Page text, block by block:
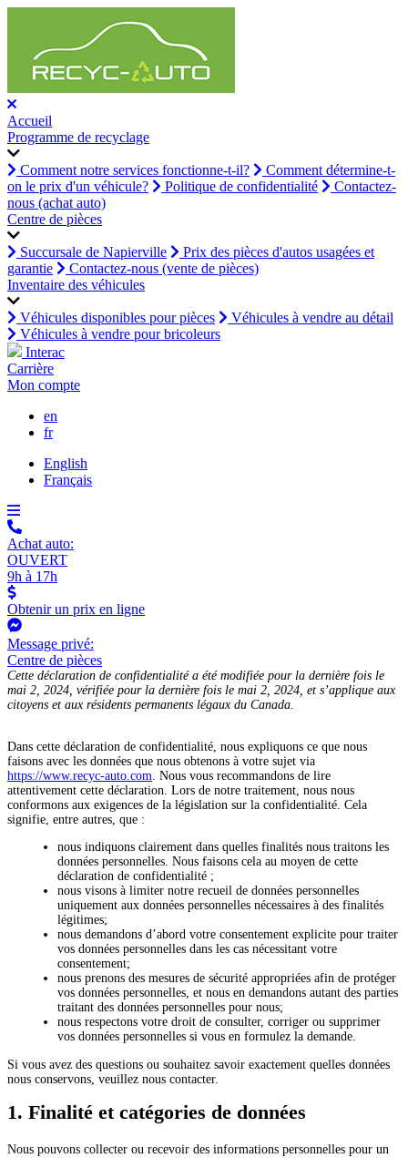
Accueil
Programme de recyclage
Comment notre services fonctionne-t-il?
Comment détermine-t-
on le prix d'un véhicule?
Politique de confidentialité
Contactez-
nous (achat auto)
Centre de pièces
Succursale de Napierville
Prix des pièces d'autos usagées et
garantie
Contactez-nous (vente de pièces)
Inventaire des véhicules
Véhicules disponibles pour pièces
Véhicules à vendre au détail
Véhicules à vendre pour bricoleurs
Interac
Carrière
Mon compte
en
fr
English
Français
Achat auto:
OUVERT
9h à 17h
Obtenir un prix en ligne
Message privé:
Centre de pièces
Cette déclaration de confidentialité a été modifiée pour la dernière fois le
mai 2, 2024, vérifiée pour la dernière fois le mai 2, 2024, et s’applique aux
citoyens et aux résidents permanents légaux du Canada.
Dans cette déclaration de confidentialité, nous expliquons ce que nous
faisons avec les données que nous obtenons à votre sujet via
https://www.recyc-auto.com. Nous vous recommandons de lire
attentivement cette déclaration. Lors de notre traitement, nous nous
conformons aux exigences de la législation sur la confidentialité. Cela
signifie, entre autres, que :
nous indiquons clairement dans quelles finalités nous traitons les
données personnelles. Nous faisons cela au moyen de cette
déclaration de confidentialité ;
nous visons à limiter notre recueil de données personnelles
uniquement aux données personnelles nécessaires à des finalités
légitimes;
nous demandons d’abord votre consentement explicite pour traiter
vos données personnelles dans les cas nécessitant votre
consentement;
nous prenons des mesures de sécurité appropriées afin de protéger
vos données personnelles, et nous en demandons autant des parties
traitant des données personnelles pour nous;
nous respectons votre droit de consulter, corriger ou supprimer
vos données personnelles si vous en formulez la demande.
Si vous avez des questions ou souhaitez savoir exactement quelles données
nous conservons, veuillez nous contacter.
1. Finalité et catégories de données
Nous pouvons collecter ou recevoir des informations personnelles pour un